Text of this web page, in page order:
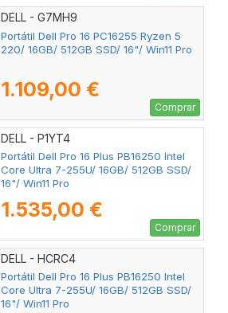
DELL - G7MH9
Portátil Dell Pro 16 PC16255 Ryzen 5
220/ 16GB/ 512GB SSD/ 16"/ Win11 Pro
1.109,00 €
Comprar
DELL - P1YT4
Portátil Dell Pro 16 Plus PB16250 Intel
Core Ultra 7-255U/ 16GB/ 512GB SSD/
16"/ Win11 Pro
1.535,00 €
Comprar
DELL - HCRC4
Portátil Dell Pro 16 Plus PB16250 Intel
Core Ultra 7-255U/ 16GB/ 512GB SSD/
16"/ Win11 Pro